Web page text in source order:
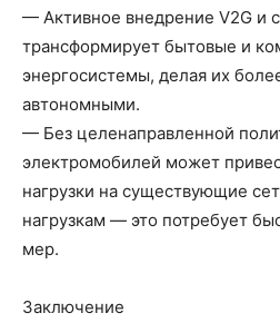
— Активное внедрение V2G и
трансформирует бытовые и
энергосистемы, делая их
автономными.
— Без целенаправленной
электромобилей может
нагрузки на существующие
нагрузкам — это потребует
мер.
Заключение